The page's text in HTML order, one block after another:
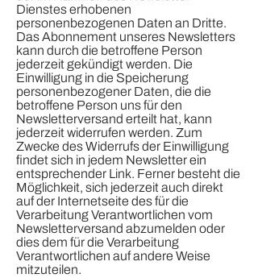
Dienstes erhobenen
personenbezogenen Daten an Dritte.
Das Abonnement unseres Newsletters
kann durch die betroffene Person
jederzeit gekündigt werden. Die
Einwilligung in die Speicherung
personenbezogener Daten, die die
betroffene Person uns für den
Newsletterversand erteilt hat, kann
jederzeit widerrufen werden. Zum
Zwecke des Widerrufs der Einwilligung
findet sich in jedem Newsletter ein
entsprechender Link. Ferner besteht die
Möglichkeit, sich jederzeit auch direkt
auf der Internetseite des für die
Verarbeitung Verantwortlichen vom
Newsletterversand abzumelden oder
dies dem für die Verarbeitung
Verantwortlichen auf andere Weise
mitzuteilen.